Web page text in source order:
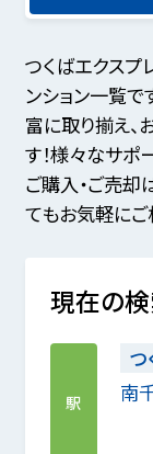
つくばエクス
ンション一覧
富に取り揃え
す！様々なサポ
ご購入・ご売却
てもお気軽にご
現在の
駅
つ
南